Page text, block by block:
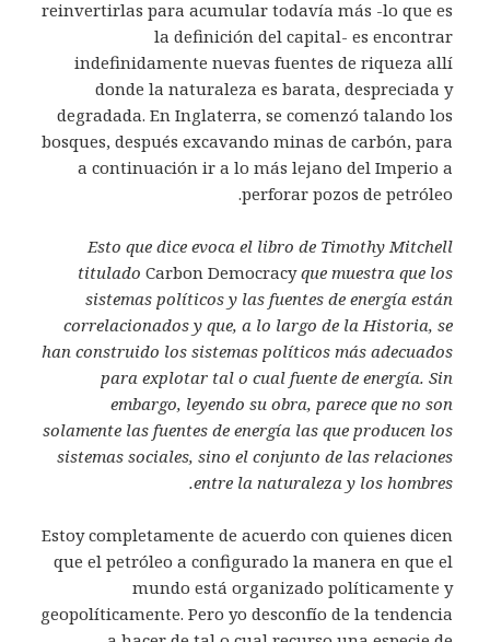
reinvertirlas para acumular todavía más -lo que es
la definición del capital- es encontrar
indefinidamente nuevas fuentes de riqueza allí
donde la naturaleza es barata, despreciada y
degradada. En Inglaterra, se comenzó talando los
bosques, después excavando minas de carbón, para
a continuación ir a lo más lejano del Imperio a
perforar pozos de petróleo.
Esto que dice evoca el libro de Timothy Mitchell
titulado Carbon Democracyque muestra que los
sistemas políticos y las fuentes de energía están
correlacionados y que, a lo largo de la Historia, se
han construido los sistemas políticos más adecuados
para explotar tal o cual fuente de energía. Sin
embargo, leyendo su obra, parece que no son
solamente las fuentes de energía las que producen los
sistemas sociales, sino el conjunto de las relaciones
entre la naturaleza y los hombres.
Estoy completamente de acuerdo con quienes dicen
que el petróleo a configurado la manera en que el
mundo está organizado políticamente y
geopolíticamente. Pero yo desconfío de la tendencia